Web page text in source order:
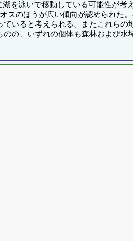
を泳いで移動している可能性が考
スのほうが広い傾向が認められた
いると考えられる。またこれら
の、いずれの個体も森林および